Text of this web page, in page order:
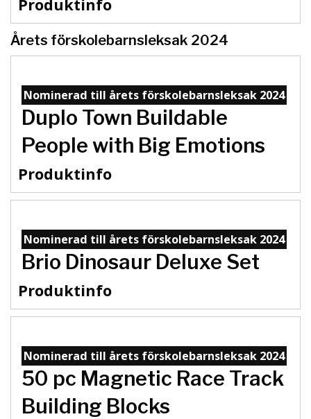
Produktinfo
Årets förskolebarnsleksak 2024
Nominerad till årets förskolebarnsleksak 2024
Duplo Town Buildable
People with Big Emotions
Produktinfo
Nominerad till årets förskolebarnsleksak 2024
Brio Dinosaur Deluxe Set
Produktinfo
Nominerad till årets förskolebarnsleksak 2024
50 pc Magnetic Race Track
Building Blocks